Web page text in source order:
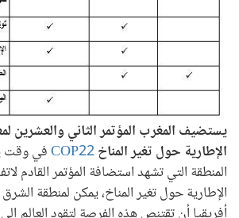
يستضيف المغرب المؤتمر الثاني والعشرين
الإطارية حول تغير المناخCOP22في وقت
المنطقة التي تشهد استضافة المؤتمر القادم
الإطارية حول تغير المناخ، يمكن لمنطقة